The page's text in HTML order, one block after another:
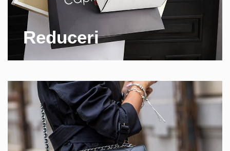
Reduceri